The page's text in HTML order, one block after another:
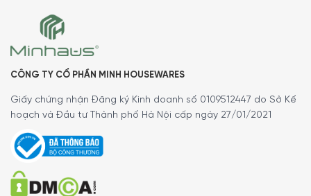
CÔNG TY CỔ PHẦN MINH HOUSEWARES
Giấy chứng nhận Đăng ký Kinh doanh số 0109512447 do Sở Kế
hoạch và Đầu tư Thành phố Hà Nội cấp ngày 27/01/2021